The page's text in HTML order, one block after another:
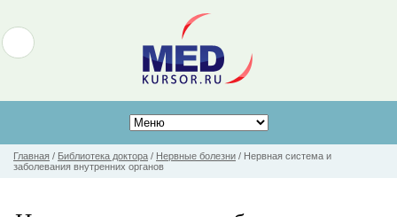
Главная / Библиотека доктора / Нервные болезни / Нервная система и
заболевания внутренних органов